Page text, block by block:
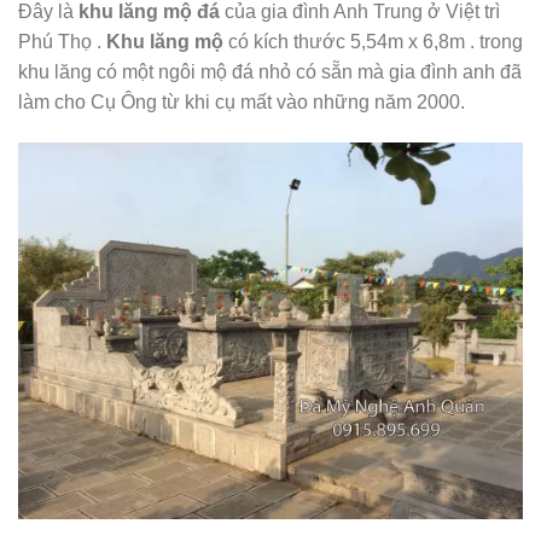
Đây là khu lăng mộ đá của gia đình Anh Trung ở Việt trì
Phú Thọ . Khu lăng mộ có kích thước 5,54m x 6,8m . trong
khu lăng có một ngôi mộ đá nhỏ có sẵn mà gia đình anh đã
làm cho Cụ Ông từ khi cụ mất vào những năm 2000.